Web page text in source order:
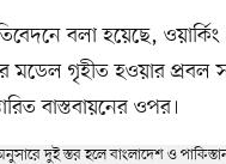
বলা হয়েছে,
মডেল গৃহীত হওয়ার প্রবল
বাস্তবায়নের ওপর।